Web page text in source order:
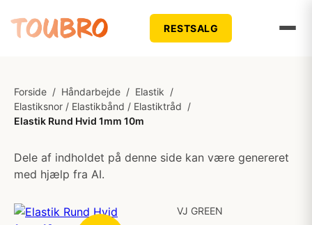
RESTSALG
Forside / Håndarbejde / Elastik /
Elastiksnor / Elastikbånd / Elastiktråd /
Elastik Rund Hvid 1mm 10m
Dele af indholdet på denne side kan være genereret
med hjælp fra AI.
VJ GREEN